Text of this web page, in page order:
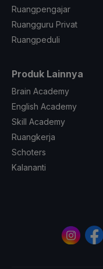
Ruangpengajar
Ruangguru Privat
Ruangpeduli
Produk Lainnya
Brain Academy
English Academy
Skill Academy
Ruangkerja
Schoters
Kalananti